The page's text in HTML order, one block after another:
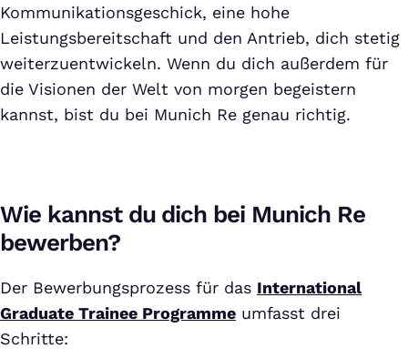
Kommunikationsgeschick, eine hohe
Leistungsbereitschaft und den Antrieb, dich stetig
weiterzuentwickeln. Wenn du dich außerdem für
die Visionen der Welt von morgen begeistern
kannst, bist du bei Munich Re genau richtig.
Wie kannst du dich bei Munich Re
bewerben?
Der Bewerbungsprozess für das International
Graduate Trainee Programme umfasst drei
Schritte: